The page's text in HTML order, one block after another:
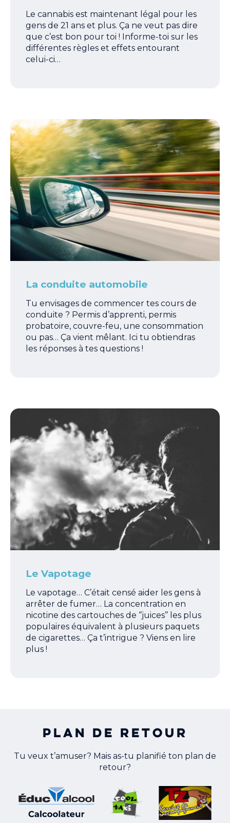
Le cannabis est maintenant légal pour les
gens de 21 ans et plus. Ça ne veut pas dire
que c’est bon pour toi ! Informe-toi sur les
différentes règles et effets entourant
celui-ci…
La conduite automobile
Tu envisages de commencer tes cours de
conduite ? Permis d’apprenti, permis
probatoire, couvre-feu, une consommation
ou pas… Ça vient mêlant. Ici tu obtiendras
les réponses à tes questions !
Le Vapotage
Le vapotage… C’était censé aider les gens à
arrêter de fumer… La concentration en
nicotine des cartouches de ‘’juices’’ les plus
populaires équivalent à plusieurs paquets
de cigarettes… Ça t’intrigue ? Viens en lire
plus !
Plan de retour
Tu veux t’amuser? Mais as-tu planifié ton plan de
retour?